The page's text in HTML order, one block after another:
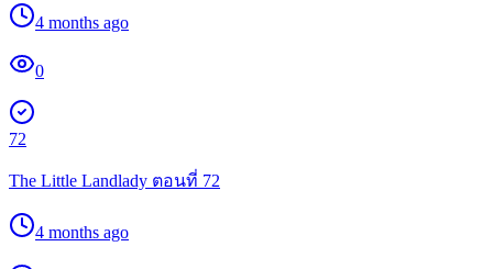
4 months ago
0
72
The Little Landlady ตอนที่ 72
4 months ago